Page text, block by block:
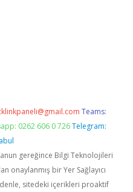
Teams:
0262 606 0 726 Telegram:
gereğince Bilgi Teknolojileri
onaylanmış bir Yer Sağlayıcı
sitedeki içerikleri proaktif